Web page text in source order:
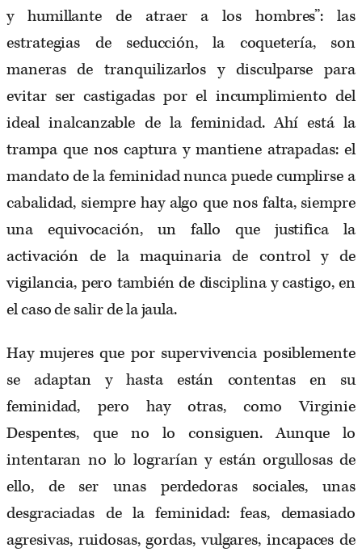
y humillante de atraer a los hombres”: las
estrategias de seducción, la coquetería, son
maneras de tranquilizarlos y disculparse para
evitar ser castigadas por el incumplimiento del
ideal inalcanzable de la feminidad. Ahí está la
trampa que nos captura y mantiene atrapadas: el
mandato de la feminidad nunca puede cumplirse a
cabalidad, siempre hay algo que nos falta, siempre
una equivocación, un fallo que justifica la
activación de la maquinaria de control y de
vigilancia, pero también de disciplina y castigo, en
el caso de salir de la jaula.
Hay mujeres que por supervivencia posiblemente
se adaptan y hasta están contentas en su
feminidad, pero hay otras, como Virginie
Despentes, que no lo consiguen. Aunque lo
intentaran no lo lograrían y están orgullosas de
ello, de ser unas perdedoras sociales, unas
desgraciadas de la feminidad: feas, demasiado
agresivas, ruidosas, gordas, vulgares, incapaces de